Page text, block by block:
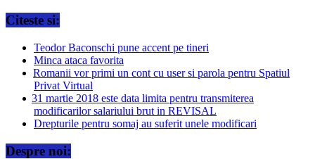
Citeste si:
Teodor Baconschi pune accent pe tineri
Minca ataca favorita
Romanii vor primi un cont cu user si parola pentru Spatiul
Privat Virtual
31 martie 2018 este data limita pentru transmiterea
modificarilor salariului brut in REVISAL
Drepturile pentru somaj au suferit unele modificari
Despre noi: